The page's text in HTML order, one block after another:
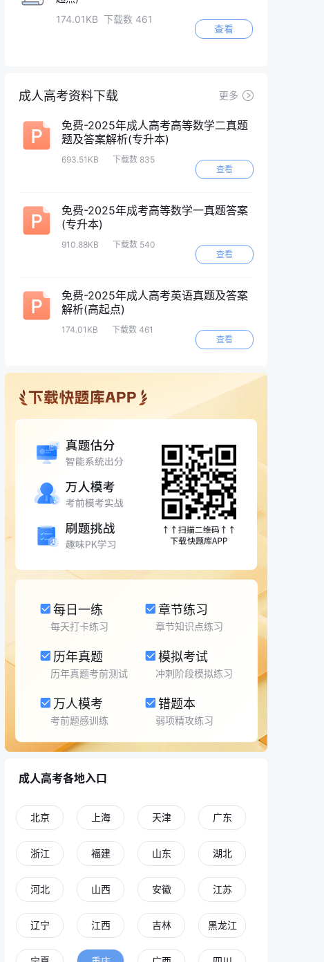
174.01KB 下载数 461
查看
成人高考资料下载 更多
免费-2025年成人高考高等数学二真题
题及答案解析(专升本)
693.51KB
下载数 835
查看
免费-2025年成考高等数学一真题答案
(专升本)
910.88KB
下载数 540
查看
免费-2025年成人高考英语真题及答案
解析(高起点)
174.01KB
下载数 461
查看
每日一练
每天打卡练习
章节练习
章节知识点练习
历年真题
历年真题考前测试
模拟考试
冲刺阶段模拟练习
万人模考
考前题感训练
错题本
弱项精攻练习
成人高考各地入口
北京 上海 天津 广东
浙江 福建 山东 湖北
河北 山西 安徽 江苏
辽宁 江西 吉林 黑龙江